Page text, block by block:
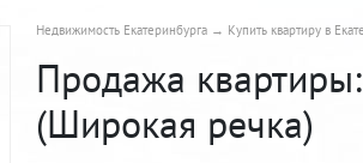
Недвижимость Екатеринбурга Купить квартиру в
Продажа квартиры:
(Широкая речка)